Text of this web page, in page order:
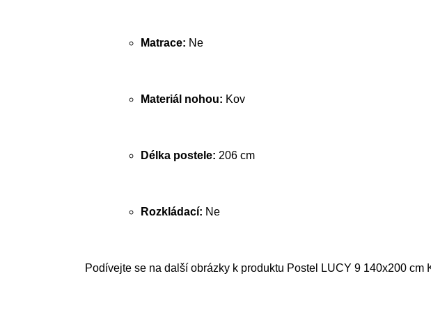
Matrace: Ne
Materiál nohou: Kov
Délka postele: 206 cm
Rozkládací: Ne
Podívejte se na další obrázky k produktu Postel LUCY 9 140x200 cm